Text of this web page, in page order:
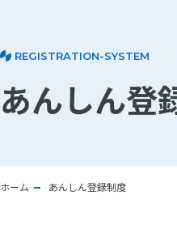
REGISTRATION-SYSTEM
あんしん登
ホーム あんしん登録制度